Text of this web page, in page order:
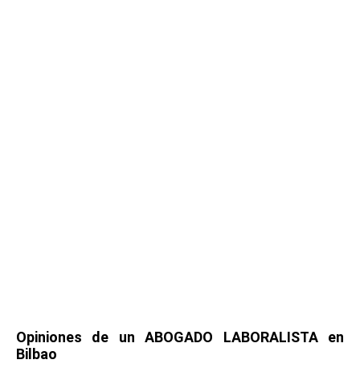
Opiniones de un ABOGADO LABORALISTA en
Bilbao